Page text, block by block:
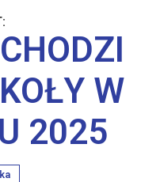
W
2025